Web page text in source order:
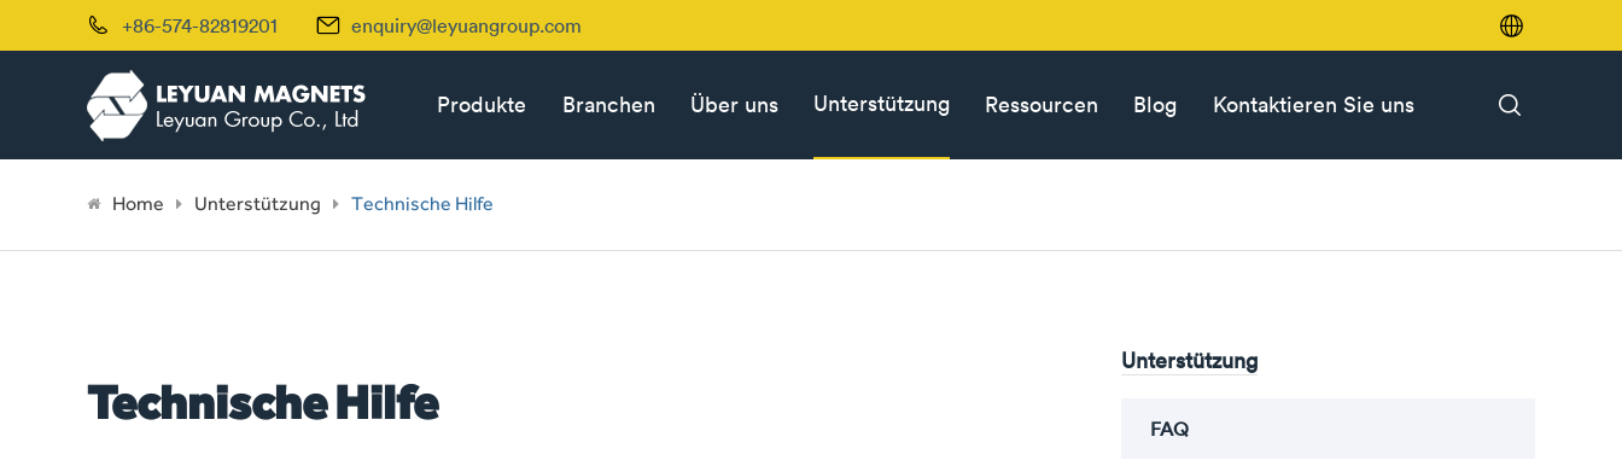
 +86-574-82819201  enquiry@leyuangroup.com 
Produkte Branchen Über uns Unterstützung Ressourcen Blog Kontaktieren Sie uns 
Home Unterstützung Technische Hilfe
Technische Hilfe
Unterstützung
FAQ